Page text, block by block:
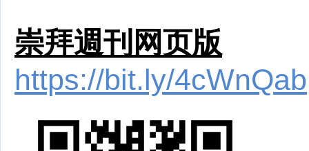
崇拜週刊网页版
https://bit.ly/4cWnQab